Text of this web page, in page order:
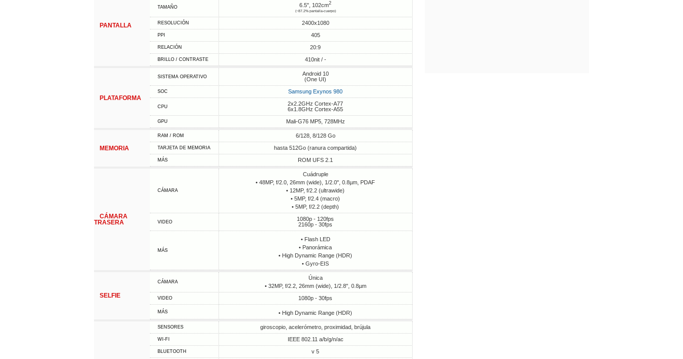
PANTALLA
TAMAÑO 6.5", 102cm2
(~87.2% pantalla-cuerpo)
RESOLUCIÓN 2400x1080
PPI 405
RELACIÓN 20:9
BRILLO / CONTRASTE 410nit / -
PLATAFORMA
SISTEMA OPERATIVO
Android 10
(One UI)
SOC Samsung Exynos 980
CPU
2x2.2GHz Cortex-A77
6x1.8GHz Cortex-A55
GPU Mali-G76 MP5, 728MHz
MEMORIA
RAM / ROM 6/128, 8/128 Go
TARJETA DE MEMORIA hasta 512Go (ranura compartida)
MÁS ROM UFS 2.1
CÁMARA
TRASERA
CÁMARA
Cuádruple
• 48MP, f/2.0, 26mm (wide), 1/2.0", 0.8µm, PDAF
• 12MP, f/2.2 (ultrawide)
• 5MP, f/2.4 (macro)
• 5MP, f/2.2 (depth)
VIDEO
1080p - 120fps
2160p - 30fps
MÁS
• Flash LED
• Panorámica
• High Dynamic Range (HDR)
• Gyro-EIS
SELFIE
CÁMARA
Única
• 32MP, f/2.2, 26mm (wide), 1/2.8", 0.8µm
VIDEO 1080p - 30fps
MÁS • High Dynamic Range (HDR)
SENSORES giroscopio, acelerómetro, proximidad, brújula
WI-FI IEEE 802.11 a/b/g/n/ac
BLUETOOTH v 5